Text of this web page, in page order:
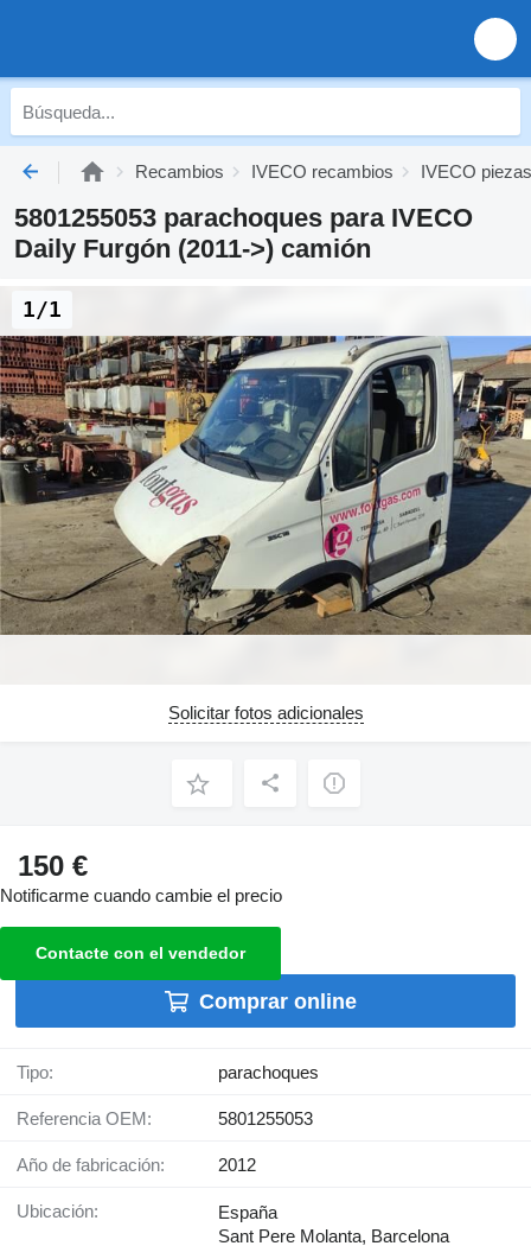
Recambios IVECO recambios IVECO
5801255053 parachoques para IVECO
Daily Furgón (2011->) camión
1/1
Solicitar fotos adicionales
150 €
Notificarme cuando cambie el precio
Contacte con el vendedor
Comprar online
Tipo: parachoques
Referencia OEM: 5801255053
Año de fabricación: 2012
Ubicación:
España
Sant Pere Molanta, Barcelona